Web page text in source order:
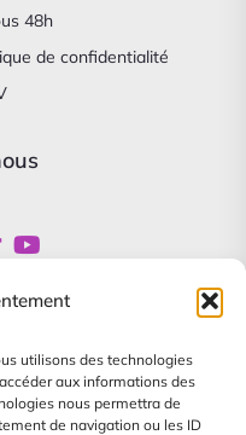
utilisons des technologies
aux informations des
nous permettra de
de navigation ou les ID
48h
de confidentialité
de nos offres